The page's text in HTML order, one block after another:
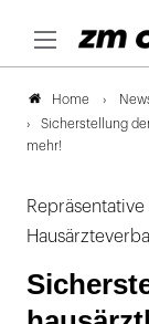
Home
Sicherstellung
mehr!